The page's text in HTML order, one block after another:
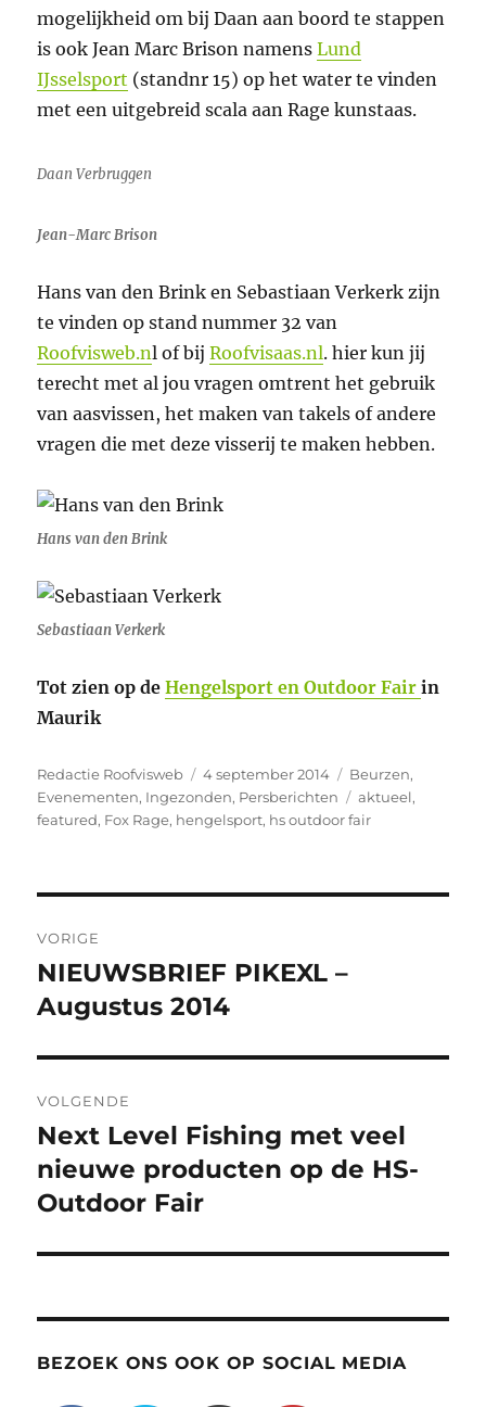
mogelijkheid om bij Daan aan boord te stappen
is ook Jean Marc Brison namensLund
IJsselsport (standnr 15) op het water te vinden
met een uitgebreid scala aan Rage kunstaas.
Daan Verbruggen
Jean-Marc Brison
Hans van den Brink en Sebastiaan Verkerk zijn
te vinden op stand nummer 32 van
Roofvisweb.nl of bijRoofvisaas.nl. hier kun jij
terecht met al jou vragen omtrent het gebruik
van aasvissen, het maken van takels of andere
vragen die met deze visserij te maken hebben.
Hans van den Brink
Sebastiaan Verkerk
Tot zien op deHengelsport en Outdoor Fairin
Maurik
Auteur
Redactie Roofvisweb
Geplaatst
op
4 september 2014 Categorieën
Beurzen,
Evenementen, Ingezonden, Persberichten Tags
aktueel,
featured, Fox Rage, hengelsport, hs outdoor fair
navigatie
VORIGE
Vorig
bericht:
NIEUWSBRIEF PIKEXL –
Augustus 2014
VOLGENDE
Volgend
bericht:
Next Level Fishing met veel
nieuwe producten op de HS-
Outdoor Fair
BEZOEK ONS OOK OP SOCIAL MEDIA